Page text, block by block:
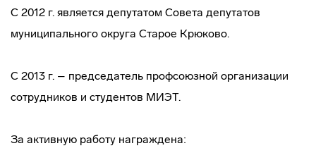
С 2012 г. является депутатом Совета депутатов
муниципального округа Старое Крюково.
С 2013 г. – председатель профсоюзной организации
сотрудников и студентов МИЭТ.
За активную работу награждена: